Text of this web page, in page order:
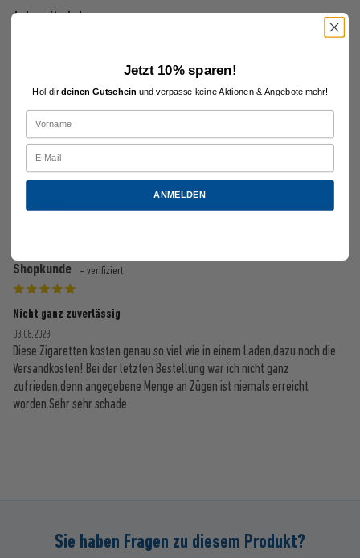
Jederzeit wieder
Shopkunde
Gute ware
04.10.2023
Shopkunde - verifiziert
Nicht ganz zuverlässig
03.08.2023
Diese Zigaretten kosten genau so viel wie in einem Laden,dazu noch die
Versandkosten! Bei der letzten Bestellung war ich nicht ganz
zufrieden,denn angegebene Menge an Zügen ist niemals erreicht
worden.Sehr sehr schade
Sie haben Fragen zu diesem Produkt?
Jetzt 10% sparen!
Hol dirdeinen Gutschein und verpasse keine Aktionen & Angebote mehr!
ANMELDEN